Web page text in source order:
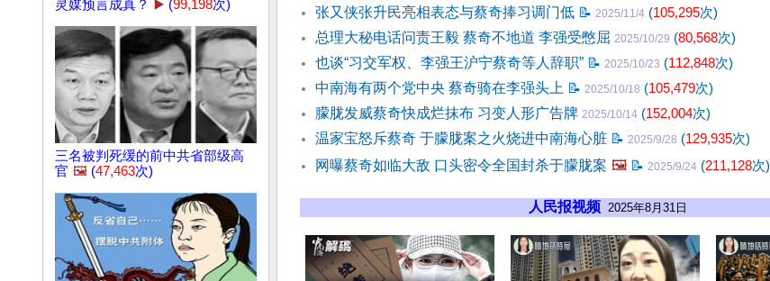
灵媒预言成真？
▶️ (99,198次)
三名被判死缓的前中共省部级高
官 🖼️ (47,463次)
张又侠张升民亮相表态与蔡奇捧习调门低 📝 2025/11/4 (105,295次)
总理大秘电话问责王毅 蔡奇不地道 李强受憋屈 2025/10/29 (80,568次)
也谈“习交军权、李强王沪宁蔡奇等人辞职” 📝 2025/10/23 (112,848次)
中南海有两个党中央 蔡奇骑在李强头上 📝 2025/10/18 (105,479次)
朦胧发威蔡奇快成烂抹布 习变人形广告牌 2025/10/14 (152,004次)
温家宝怒斥蔡奇 于朦胧案之火烧进中南海心脏 📝 2025/9/28 (129,935次)
网曝蔡奇如临大敌 口头密令全国封杀于朦胧案 🖼️ 📝 2025/9/24 (211,128次)
人民报视频 2025年8月31日